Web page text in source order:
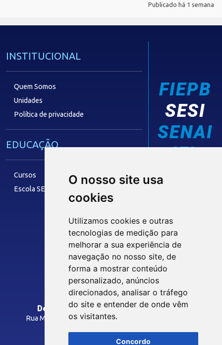
O nosso site usa
cookies
Utilizamos cookies e outras
tecnologias de medição para
melhorar a sua experiência de
navegação no nosso site, de
forma a mostrar conteúdo
personalizado, anúncios
direcionados, analisar o tráfego
do site e entender de onde vêm
os visitantes.
Concordo
Publicado há 1 semana
INSTITUCIONAL
Quem Somos
Unidades
Política de privacidade
EDUCAÇÃO
Cursos
Escola SESI
FIEPB
SESI
SENAI
IEL
Siga nossas Redes Sociais
INTRANET
Departamento Regional do SESI/PB
Rua Manoel Gonçalves Guimarães, 195 - José Pinheiro